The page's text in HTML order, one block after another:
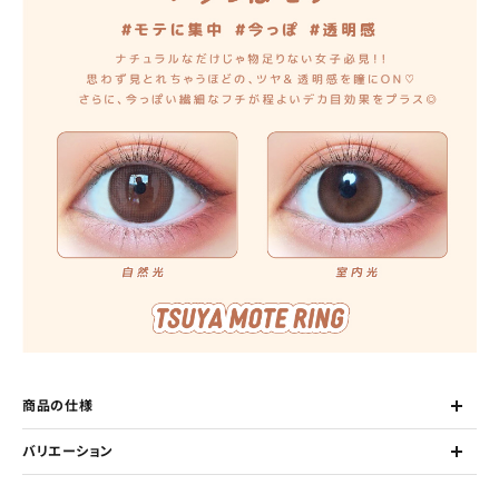
商品の仕様
バリエーション